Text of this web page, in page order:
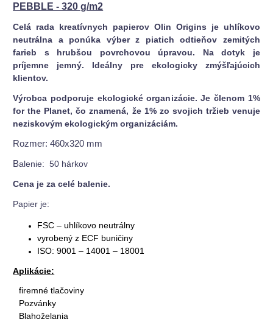
PEBBLE - 320 g/m2
Celá rada kreatívnych papierov Olin Origins je uhlíkovo
neutrálna a ponúka výber z piatich odtieňov zemitých
farieb s hrubšou povrchovou úpravou. Na dotyk je
príjemne jemný. Ideálny pre ekologicky zmýšľajúcich
klientov.
Výrobca podporuje ekologické organizácie. Je členom 1%
for the Planet, čo znamená, že 1% zo svojich tržieb venuje
neziskovým ekologickým organizáciám.
Rozmer: 460x320 mm
Balenie: 50 hárkov
Cena je za celé balenie.
Papier je:
FSC – uhlíkovo neutrálny
vyrobený z ECF buničiny
ISO: 9001 – 14001 – 18001
Aplikácie:
firemné tlačoviny
Pozvánky
Blahoželania